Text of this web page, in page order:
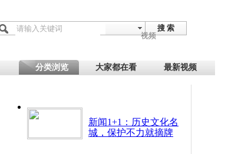
搜 索
视频
分类浏览 大家都在看 最新视频
新闻1+1：历史文化名
城，保护不力就摘牌